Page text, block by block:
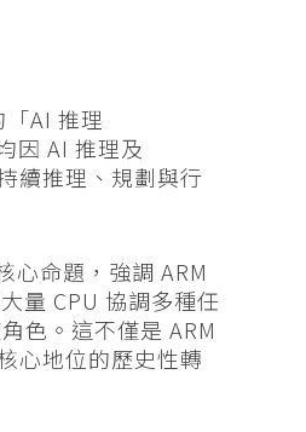
AI 推理
因 AI 推理及
續推理、規劃與行
命題，強調 ARM
量 CPU 協調多種任
色。這不僅是 ARM
心地位的歷史性轉